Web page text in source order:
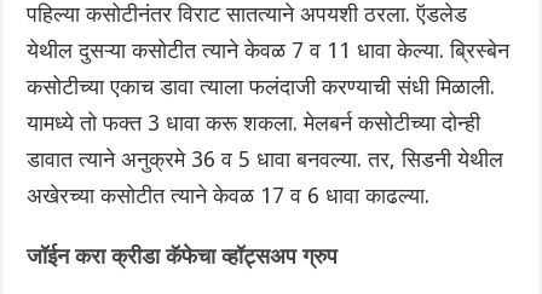
पहिल्या कसोटीनंतर विराट सातत्याने अपयशी ठरला. ऍडलेड
येथील दुसऱ्या कसोटीत त्याने केवळ 7 व 11 धावा केल्या. ब्रिस्बेन
कसोटीच्या एकाच डावा त्याला फलंदाजी करण्याची संधी मिळाली.
यामध्ये तो फक्त 3 धावा करू शकला. मेलबर्न कसोटीच्या दोन्ही
डावात त्याने अनुक्रमे 36 व 5 धावा बनवल्या. तर, सिडनी येथील
अखेरच्या कसोटीत त्याने केवळ 17 व 6 धावा काढल्या.
जॉईन करा क्रीडा कॅफेचा व्हॉट्सअप ग्रुप